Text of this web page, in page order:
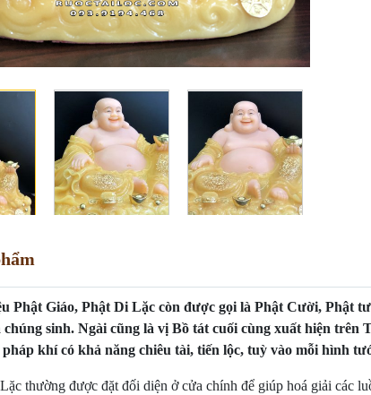
Phật Giáo, Phật Di Lặc còn được gọi là Phật Cười, Phật
chúng sinh. Ngài cũng là vị Bồ tát cuối cùng xuất hiện
khí có khả năng chiêu tài, tiến lộc, tuỳ vào mỗi hình
thường được đặt đối diện ở cửa chính để giúp hoá giải các